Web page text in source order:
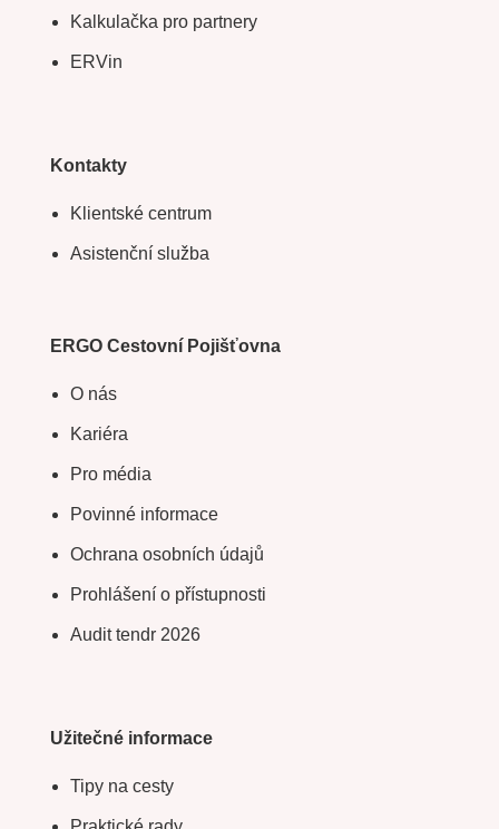
Kalkulačka pro partnery
ERVin
Kontakty
Klientské centrum
Asistenční služba
ERGO Cestovní Pojišťovna
O nás
Kariéra
Pro média
Povinné informace
Ochrana osobních údajů
Prohlášení o přístupnosti
Audit tendr 2026
Užitečné informace
Tipy na cesty